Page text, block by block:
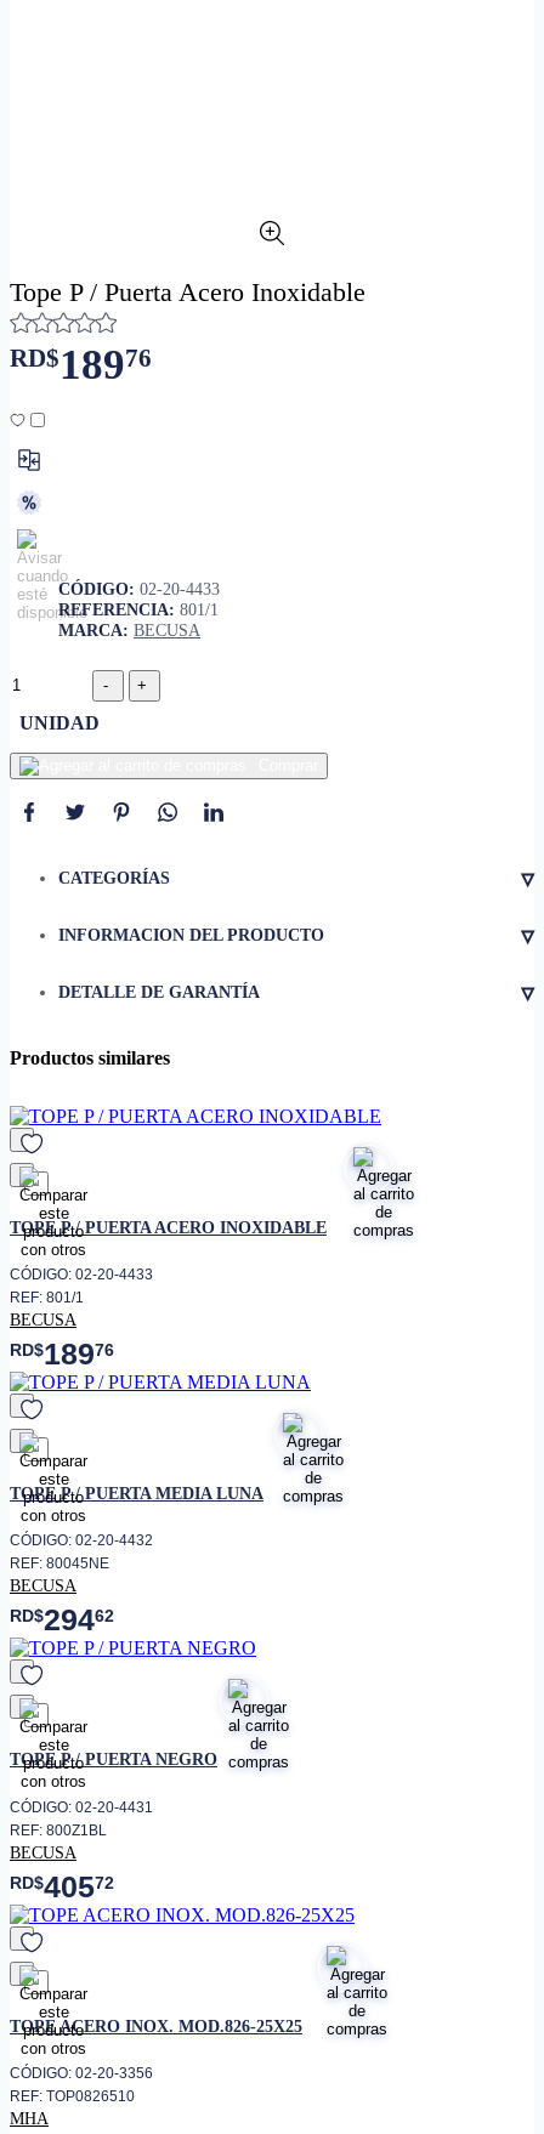
Tope P / Puerta Acero Inoxidable
RD$18976
CÓDIGO: 02-20-4433
REFERENCIA: 801/1
MARCA: BECUSA
UNIDAD
CATEGORÍAS ▿
INFORMACION DEL PRODUCTO ▿
• Acabado
• Peso
pared
Protección de paredes, puertas y
limitador de apertura
DETALLE DE GARANTÍA ▿
Productos similares
favorito
TOPE P / PUERTA ACERO INOXIDABLE
CÓDIGO: 02-20-4433
REF: 801/1
BECUSA
RD$18976
favorito
TOPE P / PUERTA MEDIA LUNA
CÓDIGO: 02-20-4432
REF: 80045NE
BECUSA
RD$29462
favorito
TOPE P / PUERTA NEGRO
CÓDIGO: 02-20-4431
REF: 800Z1BL
BECUSA
RD$40572
favorito
TOPE ACERO INOX. MOD.826-25X25
CÓDIGO: 02-20-3356
REF: TOP0826510
MHA